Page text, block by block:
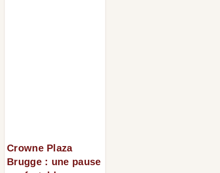
Crowne Plaza
Brugge : une pause